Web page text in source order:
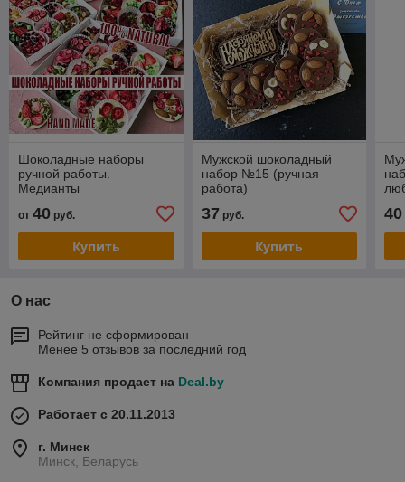
Шоколадные наборы
ручной работы.
Медианты
от 40 руб.
Купить
Мужской шоколадный
набор №15 (ручная
работа)
37 руб.
Купить
40
О нас
Рейтинг не сформирован
Менее 5 отзывов за последний год
Компания продает на Deal.by
Работает с 20.11.2013
г. Минск
Минск, Беларусь